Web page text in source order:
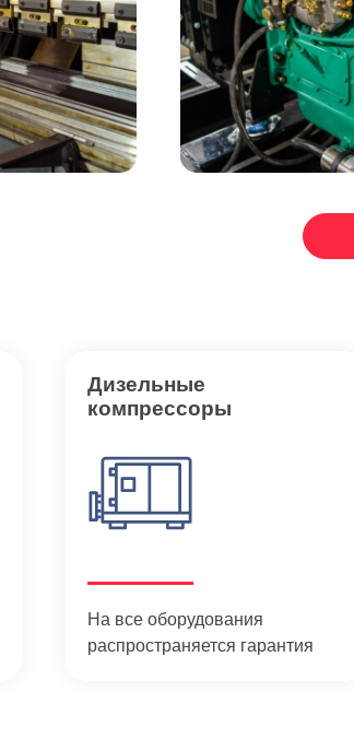
Дизельные
компрессоры
На все оборудования
распространяется гарантия